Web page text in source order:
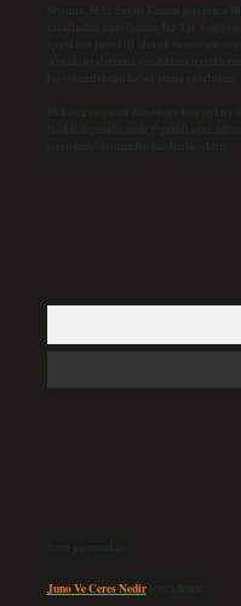
Sitemiz, 5651 Sayılı Kanun
tarafından onaylanmış bir Yer
içerikleri proaktif olarak denetleme
Ancak, üyelerimiz yazdıkları
bu sorumluluğu kabul etmiş sayılırlar.
Hukuka ve yasal düzenlemelere
backlinkpanelicomtr@gmail.com
içerisinde sitemizden kaldırılacaktır.
Son yorumlar
Juno Ve Ceres Nediriçin admin